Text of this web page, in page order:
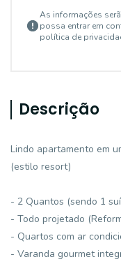
As informações
possa entrar em
política de
Descrição
Lindo apartamento em
(estilo resort)
- 2 Quantos (sendo 1
- Todo projetado
- Quartos com ar
- Varanda gourmet